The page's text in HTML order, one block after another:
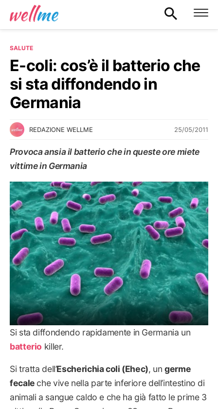
SALUTE
E-coli: cos’è il batterio che
si sta diffondendo in
Germania
REDAZIONE WELLME 25/05/2011
Provoca ansia il batterio che in queste ore miete
vittime in Germania
SALUTE
Si sta diffondendo rapidamente in Germania un
batterio killer.
Si tratta dell’Escherichia coli (Ehec), ungerme
fecale che vive nella parte inferiore dell’intestino di
animali a sangue caldo e che ha già fatto le prime 3